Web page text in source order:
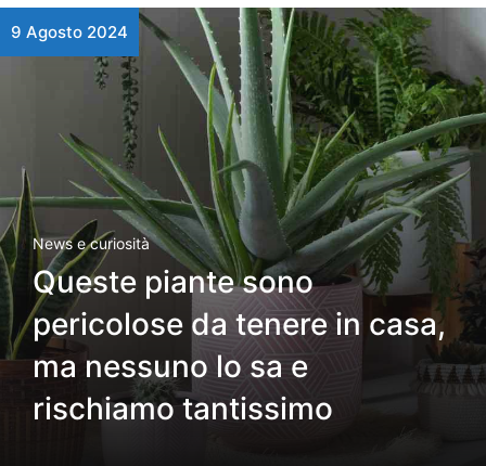
9 Agosto 2024
News e curiosità
Queste piante sono
pericolose da tenere in casa,
ma nessuno lo sa e
rischiamo tantissimo